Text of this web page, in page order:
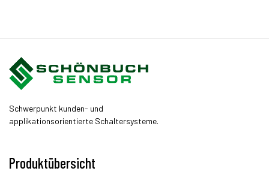
Schwerpunkt kunden- und
applikationsorientierte Schaltersysteme.
Produktübersicht